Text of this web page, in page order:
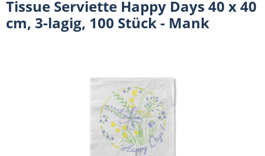
Tissue Serviette Happy Days 40 x 40
cm, 3-lagig, 100 Stück - Mank